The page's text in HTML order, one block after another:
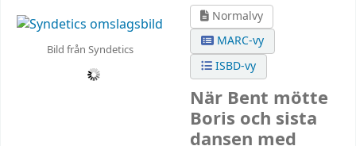
Bild från Syndetics
Normalvy
MARC-vy
ISBD-vy
När Bent mötte
Boris och sista
dansen med